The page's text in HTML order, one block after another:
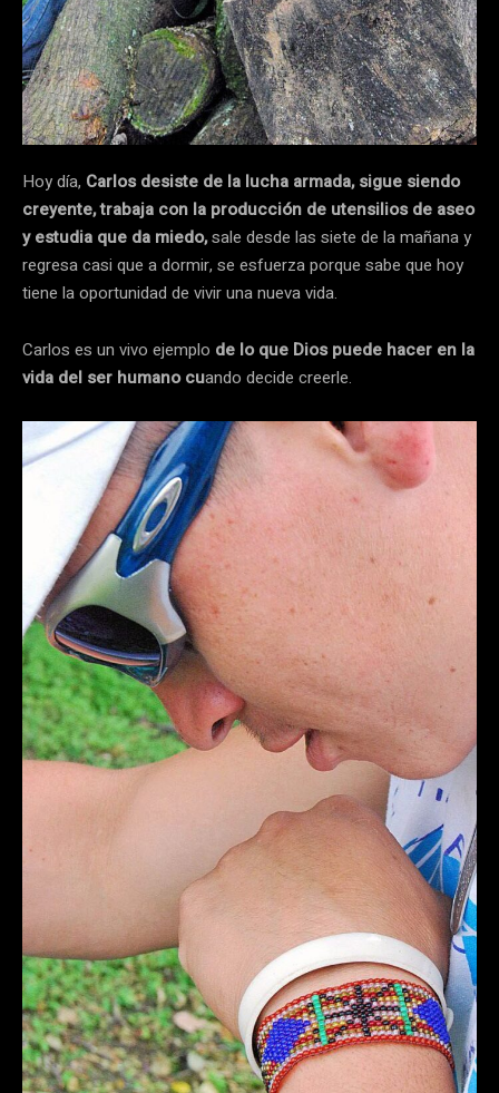
Hoy día, Carlos desiste de la lucha armada, sigue siendo
creyente, trabaja con la producción de utensilios de aseo
y estudia que da miedo,sale desde las siete de la mañana y
regresa casi que a dormir, se esfuerza porque sabe que hoy
tiene la oportunidad de vivir una nueva vida.
Carlos es un vivo ejemplo de lo que Dios puede hacer en la
vida del ser humano cuando decide creerle.